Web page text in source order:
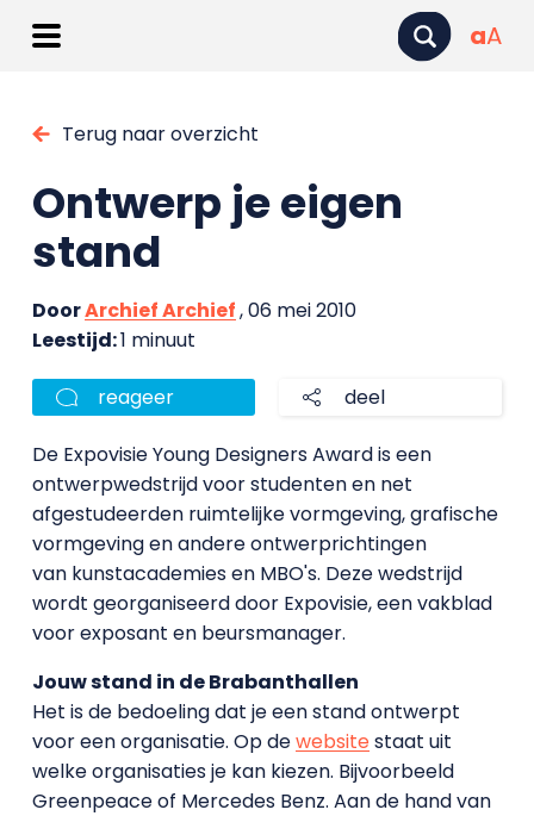
aA
Terug naar overzicht
Ontwerp je eigen
stand
DoorArchief Archief, 06 mei 2010
Leestijd:1 minuut
reageer deel
De Expovisie Young Designers Award is een
ontwerpwedstrijd voor studenten en net
afgestudeerden ruimtelijke vormgeving, grafische
vormgeving en andere ontwerprichtingen
van kunstacademies en MBO's. Deze wedstrijd
wordt georganiseerd door Expovisie, een vakblad
voor exposant en beursmanager.
Jouw stand in de Brabanthallen
Het is de bedoeling dat je een stand ontwerpt
voor een organisatie. Op dewebsitestaat uit
welke organisaties je kan kiezen. Bijvoorbeeld
Greenpeace of Mercedes Benz. Aan de hand van